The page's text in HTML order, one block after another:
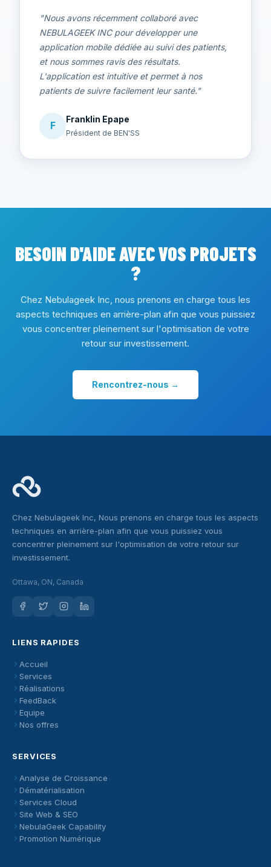
"Nous avons récemment collaboré avec
NEBULAGEEK INC pour développer une
application mobile dédiée au suivi des patients,
et nous sommes ravis des résultats.
L'application est intuitive et permet à nos
patients de suivre facilement leur santé."
F
Franklin Epape
Président de BEN'SS
BESOIN D'AIDE AVEC VOS PROJETS
?
Chez Nebulageek Inc, nous prenons en charge tous les
aspects techniques en arrière-plan afin que vous puissiez
vous concentrer pleinement sur l'optimisation de votre
retour sur investissement.
Rencontrez-nous →
Chez Nebulageek Inc, Nous prenons en charge tous les aspects
techniques en arrière-plan afin que vous puissiez vous
concentrer pleinement sur l'optimisation de votre retour sur
investissement.
Ottawa, ON, Canada
LIENS RAPIDES
Accueil
Services
Réalisations
FeedBack
Equipe
Nos offres
SERVICES
Analyse de Croissance
Dématérialisation
Services Cloud
Site Web & SEO
NebulaGeek Capability
Promotion Numérique